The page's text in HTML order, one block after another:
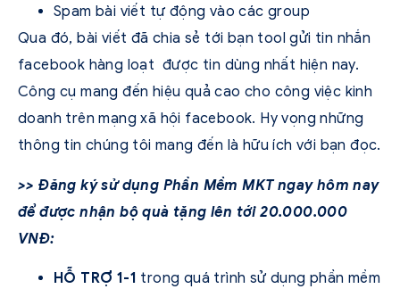
Spam bài viết tự động vào các group
Qua đó, bài viết đã chia sẻ tới bạn tool gửi tin nhắn
facebook hàng loạt được tin dùng nhất hiện nay.
Công cụ mang đến hiệu quả cao cho công việc kinh
doanh trên mạng xã hội facebook. Hy vọng những
thông tin chúng tôi mang đến là hữu ích với bạn đọc.
>> Đăng ký sử dụng Phần Mềm MKT ngay hôm nay
để được nhận bộ quà tặng lên tới 20.000.000
VNĐ:
HỖ TRỢ 1-1 trong quá trình sử dụng phần mềm